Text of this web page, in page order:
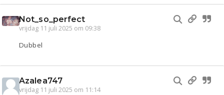
Not_so_perfect
vrijdag 11 juli 2025 om 09:38
Dubbel
Azalea747
vrijdag 11 juli 2025 om 11:14